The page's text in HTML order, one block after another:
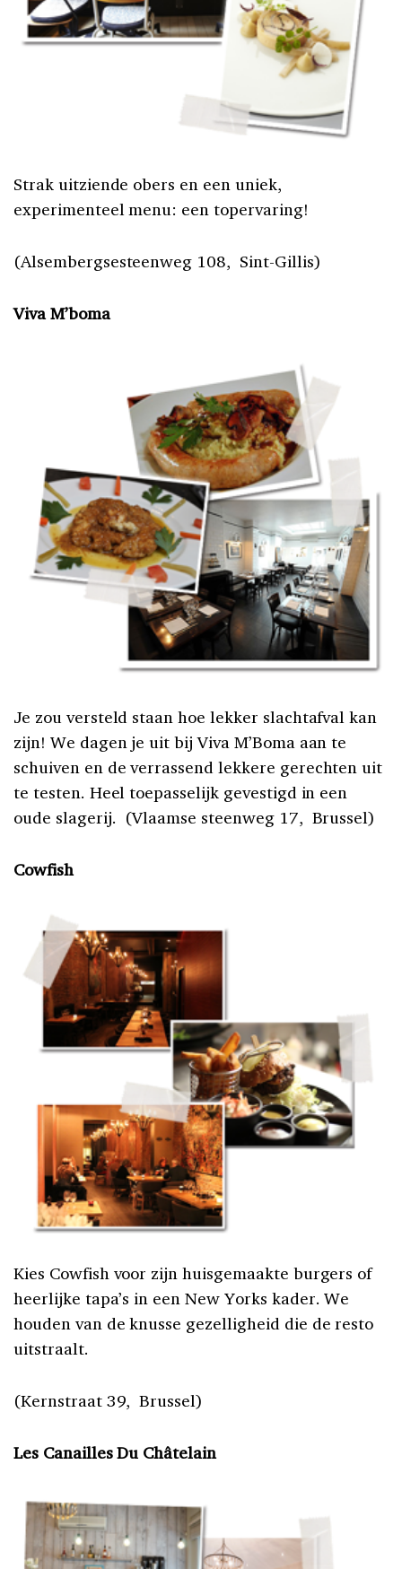
Strak uitziende obers en een uniek,
experimenteel menu: een topervaring!
(Alsembergsesteenweg 108, Sint-Gillis)
Viva M’boma
Je zou versteld staan hoe lekker slachtafval kan
zijn! We dagen je uit bij Viva M’Boma aan te
schuiven en de verrassend lekkere gerechten uit
te testen. Heel toepasselijk gevestigd in een
oude slagerij. (Vlaamse steenweg 17, Brussel)
Cowfish
Kies Cowfish voor zijn huisgemaakte burgers of
heerlijke tapa’s in een New Yorks kader. We
houden van de knusse gezelligheid die de resto
uitstraalt.
(Kernstraat 39, Brussel)
Les Canailles Du Châtelain